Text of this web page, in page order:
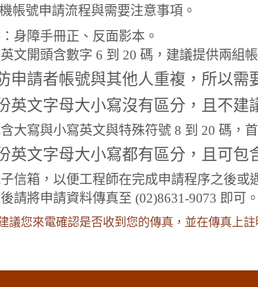
帳號申請流程與需要注意事項。
身障手冊正、反面影本。
文開頭含數字 6 到 20 碼，建議提供兩組帳
申請者帳號與其他人重複，所以需
英文字母大小寫沒有區分，且不建
大寫與小寫英文與特殊符號 8 到 20 碼，
英文字母大小寫都有區分，且可包
信箱，以便工程師在完成申請程序之後或
請將申請資料傳真至 (02)8631-9073 即可。
議您來電確認是否收到您的傳真，並在傳真上